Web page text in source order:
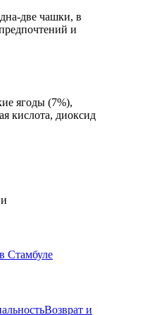
две чашки, в
и
ягоды (7%),
кислота, диоксид
Стамбуле
Возврат и